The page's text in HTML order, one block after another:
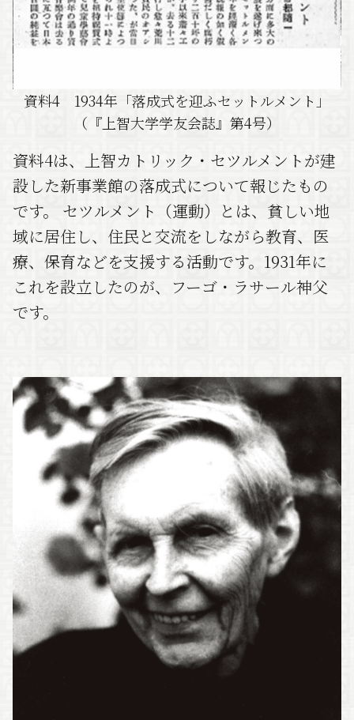
資料4 1934年「落成式を迎ふセットルメント」
（『上智大学学友会誌』第4号）
資料4は、上智カトリック・セツルメントが建
設した新事業館の落成式について報じたもの
です。 セツルメント（運動）とは、貧しい地
域に居住し、住民と交流をしながら教育、医
療、保育などを支援する活動です。1931年に
これを設立したのが、フーゴ・ラサール神父
です。